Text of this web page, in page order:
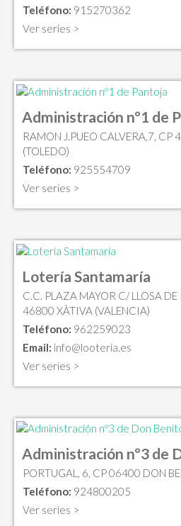
Teléfono: 915270362
Ver series >
Administración nº1 de
RAMON J.PUEO CALVERA,7, CP
(TOLEDO)
Teléfono: 925554709
Ver series >
Lotería Santamaría
C.C. PLAZA MAYOR C/ LLOSA DE
46800 XÀTIVA (VALENCIA)
Teléfono: 962259023
Email: info@looteria.es
Ver series >
Administración nº3 de
PORTUGAL, 6, CP 06400 DON
Teléfono: 924800205
Ver series >